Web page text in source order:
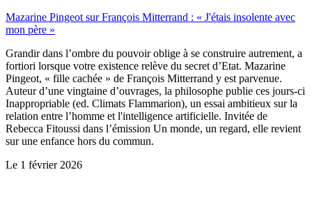
Mazarine Pingeot sur François Mitterrand : « J'étais insolente avec
mon père »
Grandir dans l’ombre du pouvoir oblige à se construire autrement, a
fortiori lorsque votre existence relève du secret d’Etat. Mazarine
Pingeot, « fille cachée » de François Mitterrand y est parvenue.
Auteur d’une vingtaine d’ouvrages, la philosophe publie ces jours-ci
Inappropriable (ed. Climats Flammarion), un essai ambitieux sur la
relation entre l’homme et l'intelligence artificielle. Invitée de
Rebecca Fitoussi dans l’émission Un monde, un regard, elle revient
sur une enfance hors du commun.
Le 1 février 2026